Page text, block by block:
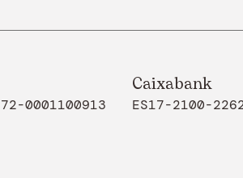
0001100913
Caixabank
ES17-2100-